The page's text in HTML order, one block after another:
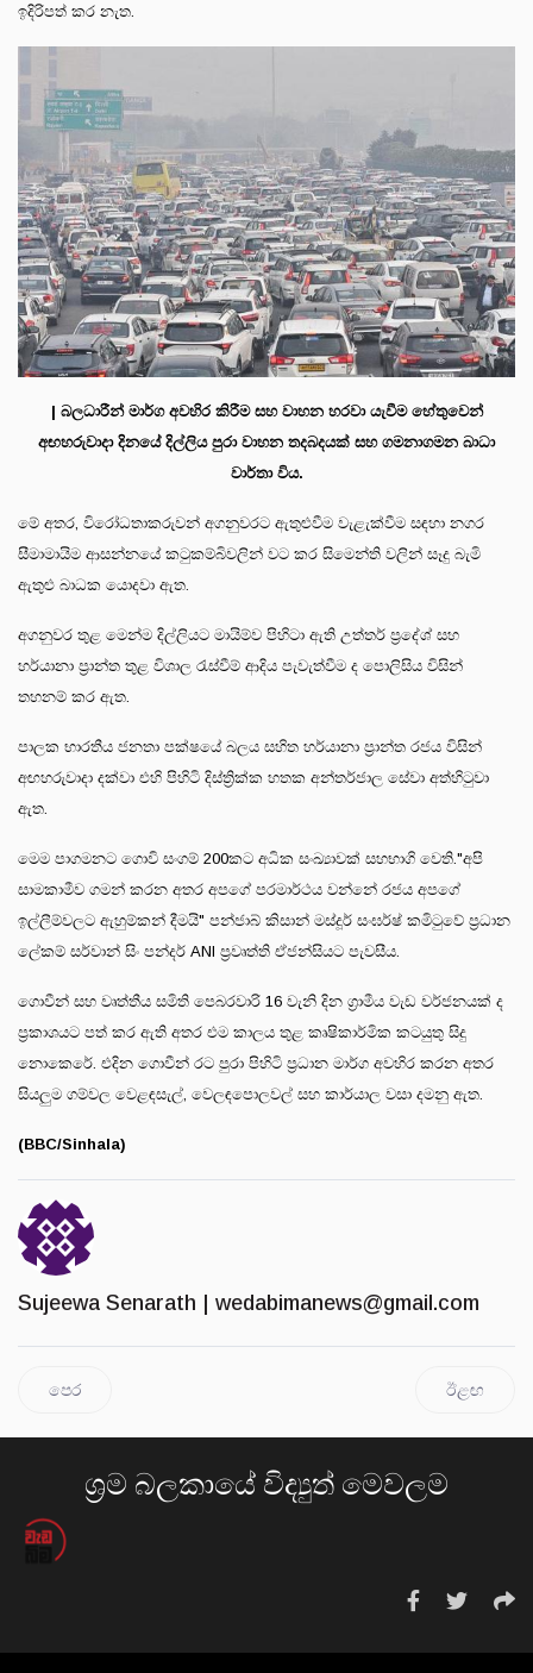
ඉදිරිපත් කර නැත.
| බලධාරීන් මාර්ග අවහිර කිරීම සහ වාහන හරවා යැවීම හේතුවෙන්
අඟහරුවාදා දිනයේ දිල්ලිය පුරා වාහන තදබදයක් සහ ගමනාගමන බාධා
වාර්තා විය.
මේ අතර, විරෝධතාකරුවන් අගනුවරට ඇතුළුවීම වැළැක්වීම සඳහා නගර
සීමාමායිම ආසන්නයේ කටුකම්බිවලින් වට කර සිමෙන්ති වලින් සෑදු බැමි
ඇතුළු බාධක යොදවා ඇත.
අගනුවර තුළ මෙන්ම දිල්ලියට මායිම්ව පිහිටා ඇති උත්තර් ප්‍රදේශ් සහ
හර්යානා ප්‍රාන්ත තුළ විශාල රැස්වීම් ආදිය පැවැත්වීම ද පොලිසිය විසින්
තහනම් කර ඇත.
පාලක භාරතීය ජනතා පක්ෂයේ බලය සහිත හර්යානා ප්‍රාන්ත රජය විසින්
අඟහරුවාදා දක්වා එහි පිහිටි දිස්ත්‍රික්ක හතක අන්තර්ජාල සේවා අත්හිටුවා
ඇත.
මෙම පාගමනට ගොවි සංගම් 200කට අධික සංඛ්‍යාවක් සහභාගි වෙති."අපි
සාමකාමීව ගමන් කරන අතර අපගේ පරමාර්ථය වන්නේ රජය අපගේ
ඉල්ලීම්වලට ඇහුම්කන් දීමයි" පන්ජාබ් කිසාන් මස්දූර් සංඝර්ෂ් කමිටුවේ ප්‍රධාන
ලේකම් සර්වාන් සිං පන්දර් ANI ප්‍රවෘත්ති ඒජන්සියට පැවසීය.
ගොවීන් සහ වෘත්තීය සමිති පෙබරවාරි 16 වැනි දින ග්‍රාමීය වැඩ වර්ජනයක් ද
ප්‍රකාශයට පත් කර ඇති අතර එම කාලය තුළ කෘෂිකාර්මික කටයුතු සිදු
නොකෙරේ. එදින ගොවීන් රට පුරා පිහිටි ප්‍රධාන මාර්ග අවහිර කරන අතර
සියලුම ගම්වල වෙළඳසැල්, වෙලඳපොලවල් සහ කාර්යාල වසා දමනු ඇත.
(BBC/Sinhala)
Sujeewa Senarath | wedabimanews@gmail.com
පෙර ඊළඟ
ශ්‍රම බලකායේ විද්‍යුත් මෙවලම